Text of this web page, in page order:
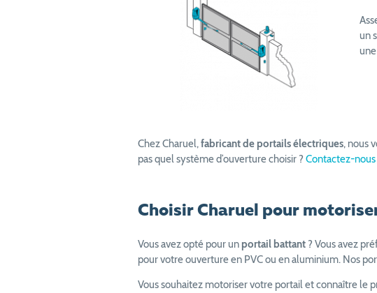
un
Chez Charuel,fabricant de portails électriques, nous
pas quel système d’ouverture choisir ? Contactez-nous
Choisir Charuel pour
Vous avez opté pour un portail battant ? Vous avez
pour votre ouverture en PVC ou en aluminium. Nos
Vous souhaitez motoriser votre portail et connaître le